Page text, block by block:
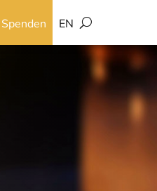
Spenden EN
Spenden EN